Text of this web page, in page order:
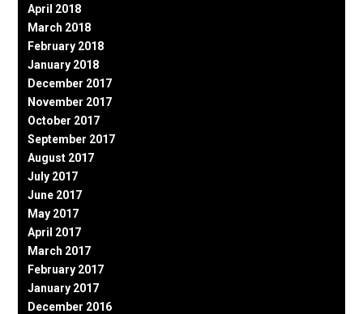
April 2018
March 2018
February 2018
January 2018
December 2017
November 2017
October 2017
September 2017
August 2017
July 2017
June 2017
May 2017
April 2017
March 2017
February 2017
January 2017
December 2016